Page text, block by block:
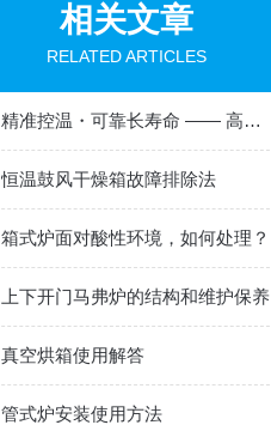
相关文章
RELATED ARTICLES
精准控温・可靠长寿命 —— 高温炉核心技术与行业解决方案
恒温鼓风干燥箱故障排除法
箱式炉面对酸性环境，如何处理？
上下开门马弗炉的结构和维护保养
真空烘箱使用解答
管式炉安装使用方法